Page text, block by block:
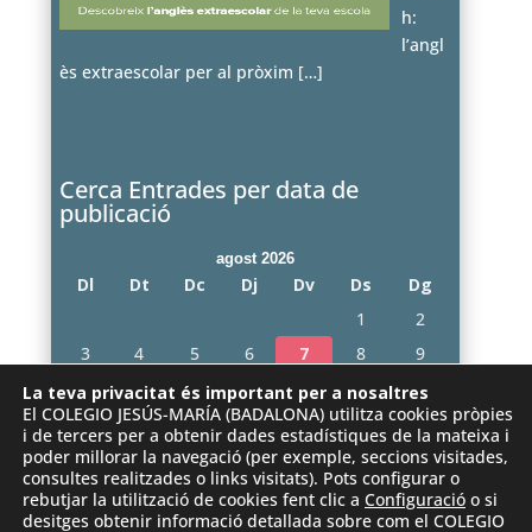
h:
l’angl
ès extraescolar per al pròxim […]
Cerca Entrades per data de
publicació
agost 2026
Dl Dt Dc Dj Dv Ds
Dg
1
2
3
4 5 6 7 8
9
10
11 12 13 14 15
16
17
18 19 20 21 22
23
24
25 26 27 28 29
30
31
« juny
La teva privacitat és important per a nosaltres
El COLEGIO JESÚS-MARÍA (BADALONA) utilitza cookies pròpies
i de tercers per a obtenir dades estadístiques de la mateixa i
poder millorar la navegació (per exemple, seccions visitades,
consultes realitzades o links visitats). Pots configurar o
rebutjar la utilització de cookies fent clic a Configuració o si
desitges obtenir informació detallada sobre com el COLEGIO